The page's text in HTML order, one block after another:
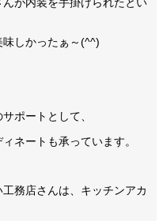
が内装を手掛けられたとい
しかったぁ～(^^)
ポートとして、
ネートも承っています。
務店さんは、キッチンアカ